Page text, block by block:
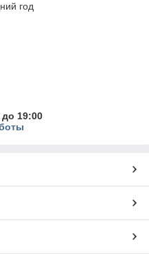
год
до 19:00